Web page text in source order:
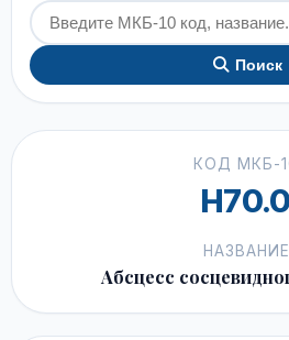
Поиск
КОД МКБ-
H70.0
НАЗВАНИЕ
Абсцесс